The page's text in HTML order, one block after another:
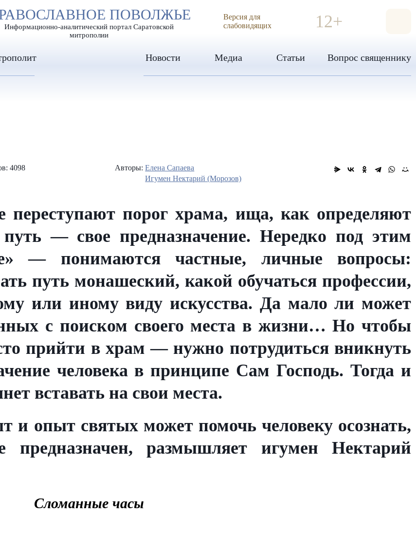
А А А ИЗОБРАЖЕНИЯ
ПОВОЛЖЬЕ
Информационно-аналитический портал Саратовской
митрополии
Версия для
слабовидящих
12+
Новости Медиа Статьи Вопрос священнику
4098 Авторы: Елена Сапаева
Игумен Нектарий (Морозов)
порог храма, ища, как определяют
— свое предназначение. Нередко под этим
— понимаются частные, личные вопросы:
путь монашеский, какой обучаться профессии,
или иному виду искусства. Да мало ли может
с поиском своего места в жизни… Но чтобы
прийти в храм — нужно потрудиться вникнуть
человека в принципе Сам Господь. Тогда и
вставать на свои места.
опыт святых может помочь человеку осознать,
размышляет игумен Нектарий
Сломанные часы